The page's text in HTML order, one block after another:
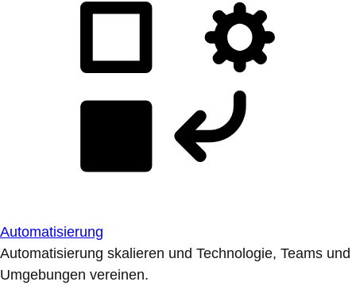
Automatisierung
Automatisierung skalieren und Technologie, Teams und
Umgebungen vereinen.